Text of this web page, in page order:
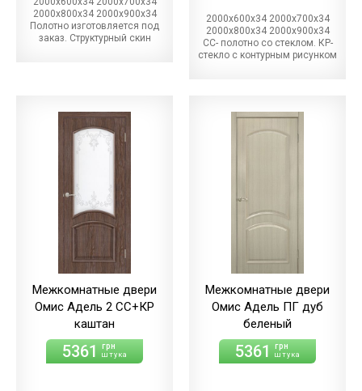
2000х800х34 2000х900х34
Полотно изготовляется под
заказ. Структурный скин
2000х600х34 2000х700х34
2000х800х34 2000х900х34
СС- полотно со стеклом. КР-
стекло с контурным рисунком
Межкомнатные двери
Омис Адель 2 СС+КР
каштан
5361 грн
штука
Межкомнатные двери
Омис Адель ПГ дуб
беленый
5361 грн
штука